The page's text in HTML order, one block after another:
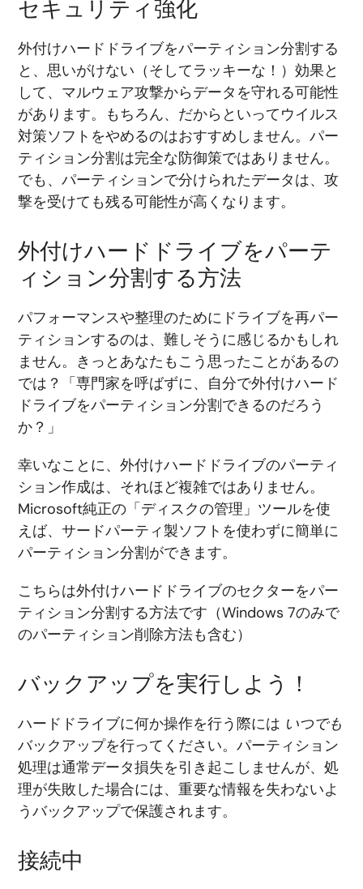
セキュリティ強化
外付けハードドライブをパーティション分割する
と、思いがけない（そしてラッキーな！）効果と
して、マルウェア攻撃からデータを守れる可能性
があります。もちろん、だからといってウイルス
対策ソフトをやめるのはおすすめしません。パー
ティション分割は完全な防御策ではありません。
でも、パーティションで分けられたデータは、攻
撃を受けても残る可能性が高くなります。
外付けハードドライブをパーテ
ィション分割する方法
パフォーマンスや整理のためにドライブを再パー
ティションするのは、難しそうに感じるかもしれ
ません。きっとあなたもこう思ったことがあるの
では？「専門家を呼ばずに、自分で外付けハード
ドライブをパーティション分割できるのだろう
か？」
幸いなことに、外付けハードドライブのパーティ
ション作成は、それほど複雑ではありません。
Microsoft純正の「ディスクの管理」ツールを使
えば、サードパーティ製ソフトを使わずに簡単に
パーティション分割ができます。
こちらは外付けハードドライブのセクターをパー
ティション分割する方法です（Windows 7のみで
のパーティション削除方法も含む）
バックアップを実行しよう！
ハードドライブに何か操作を行う際には いつでも
バックアップを行ってください。パーティション
処理は通常データ損失を引き起こしませんが、処
理が失敗した場合には、重要な情報を失わないよ
うバックアップで保護されます。
接続中